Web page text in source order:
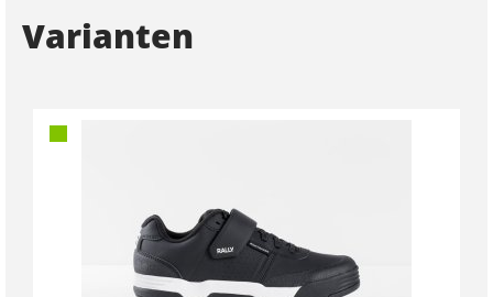
Varianten